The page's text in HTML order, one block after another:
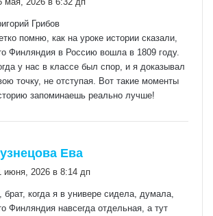
Грибов
помню, как на уроке истории сказали,
Финляндия в Россию вошла в 1809 году.
у нас в классе был спор, и я доказывал
точку, не отступая. Вот такие моменты
запоминаешь реально лучше!
Ева
июня, 2026 в 8:14 дп
брат, когда я в универе сидела, думала,
Финляндия навсегда отдельная, а тут